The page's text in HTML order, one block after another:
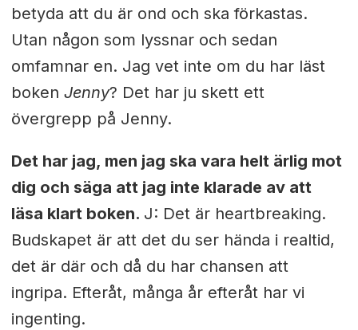
betyda att du är ond och ska förkastas.
Utan någon som lyssnar och sedan
omfamnar en. Jag vet inte om du har läst
boken Jenny? Det har ju skett ett
övergrepp på Jenny.
Det har jag, men jag ska vara helt ärlig mot
dig och säga att jag inte klarade av att
läsa klart boken. J: Det är heartbreaking.
Budskapet är att det du ser hända i realtid,
det är där och då du har chansen att
ingripa. Efteråt, många år efteråt har vi
ingenting.